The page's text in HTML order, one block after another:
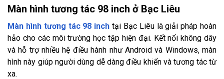
Màn hình tương tác 98 inch ở Bạc Liêu
Màn hình tương tác 98 inch tại Bạc Liêu là giải pháp hoàn
hảo cho các môi trường học tập hiện đại. Kết nối không dây
và hỗ trợ nhiều hệ điều hành như Android và Windows, màn
hình này giúp người dùng dễ dàng điều khiển và tương tác từ
xa.